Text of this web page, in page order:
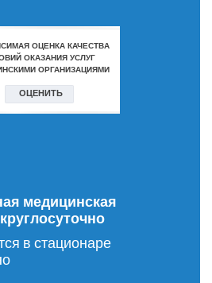
медицинская
в стационаре